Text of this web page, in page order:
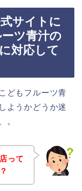
サイトに
ツ青汁の
対応して
どもフルーツ青
ようかどうか迷
。
って